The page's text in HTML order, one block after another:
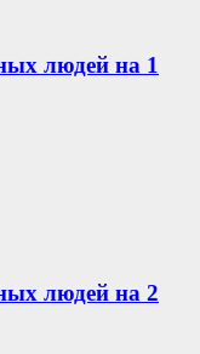
людей на 1
людей на 2